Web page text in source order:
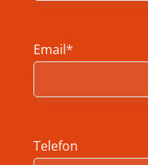
Email*
Telefon